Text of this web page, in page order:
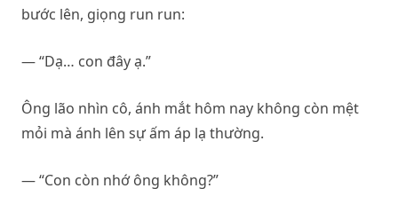
bước lên, giọng run run:
— “Dạ… con đây ạ.”
Ông lão nhìn cô, ánh mắt hôm nay không còn mệt
mỏi mà ánh lên sự ấm áp lạ thường.
— “Con còn nhớ ông không?”